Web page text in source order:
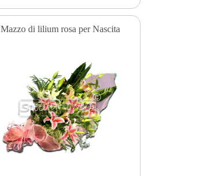
Mazzo di lilium rosa per Nascita